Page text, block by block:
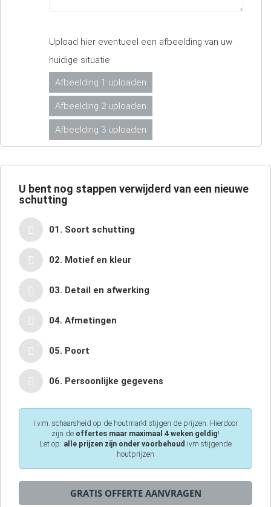
Upload hier eventueel een afbeelding van uw
huidige situatie
Afbeelding 1 uploaden
Afbeelding 2 uploaden
Afbeelding 3 uploaden
U bent nog stappen verwijderd van een nieuwe
schutting
01. Soort schutting
02. Motief en kleur
03. Detail en afwerking
04. Afmetingen
05. Poort
06. Persoonlijke gegevens
I.v.m. schaarsheid op de houtmarkt stijgen de prijzen. Hierdoor
zijn de offertes maar maximaal 4 weken geldig!
Let op: alle prijzen zijn onder voorbehoud ivm stijgende
houtprijzen